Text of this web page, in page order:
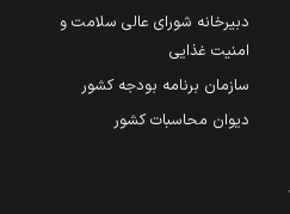
دبیرخانه شورای عالی سلامت و
امنیت غذایی
سازمان برنامه بودجه کشور
دیوان محاسبات کشور